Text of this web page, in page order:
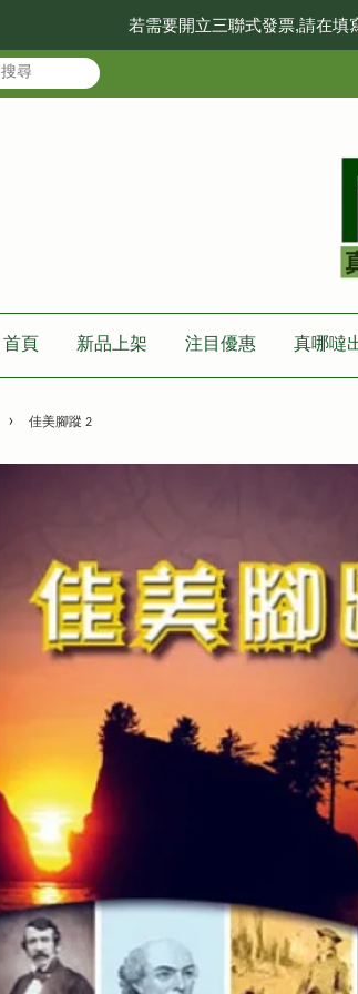
若需要開立三聯式發票,請在
搜尋
首頁 新品上架 注目優惠 真哪噠
› 佳美腳蹤 2